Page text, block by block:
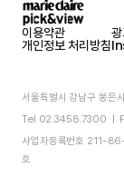
이용약관
개인정보 처리방침
서울특별시 강남구 봉은
Tel 02.3458.7300 |
사업자등록번호 211-
호